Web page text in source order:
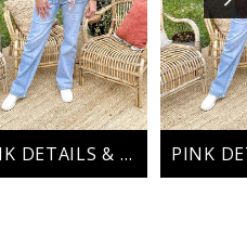
PINK DETAILS & DENIM VIBES